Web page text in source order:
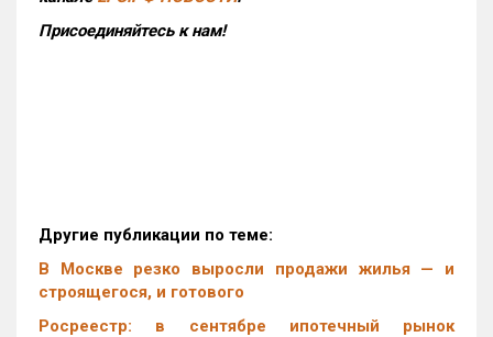
Присоединяйтесь к нам!
Другие публикации по теме:
В Москве резко выросли продажи жилья — и
строящегося, и готового
Росреестр: в сентябре ипотечный рынок